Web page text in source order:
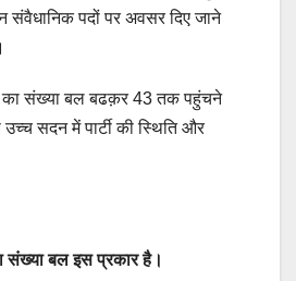
संवैधानिक पदों पर अवसर दिए जाने
का संख्या बल बढक़र 43 तक पहुंचने
सदन में पार्टी की स्थिति और
संख्या बल इस प्रकार है।